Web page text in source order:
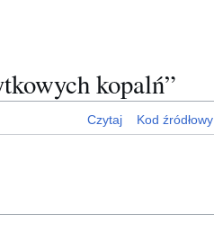
kopalń”
Czytaj Kod źródłowy